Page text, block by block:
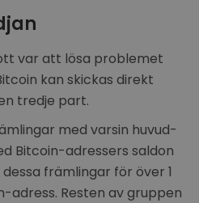
var att lösa problemet
kan skickas direkt
tredje part.
med varsin huvud-
Bitcoin-adressers saldon
främlingar för över 1
adress. Resten av gruppen